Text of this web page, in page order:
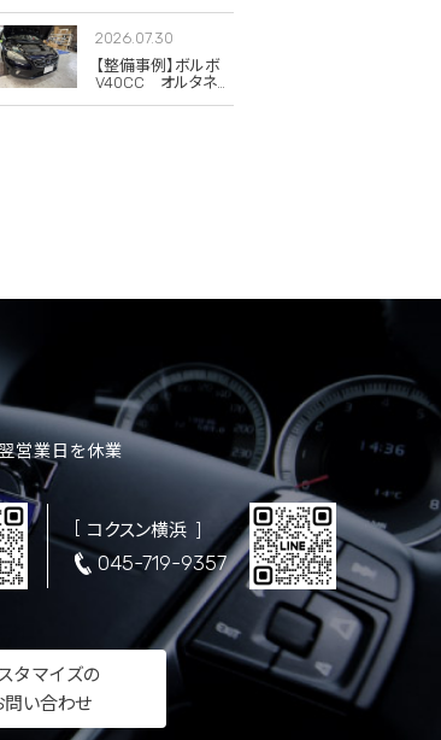
2026.07.30
【整備事例】ボルボ
V40CC オルタネー
営業日を休業
コクスン横浜
045-719-9357
タマイズの
問い合わせ